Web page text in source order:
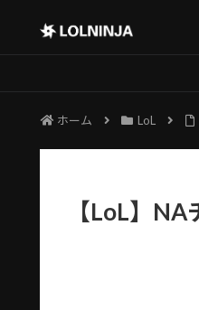
ホーム LoL
【LoL】